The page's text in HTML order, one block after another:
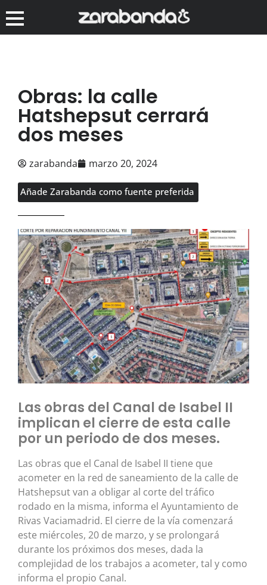
Obras: la calle
Hatshepsut cerrará
dos meses
zarabanda marzo 20, 2024
Añade Zarabanda como fuente preferida
Las obras del Canal de Isabel II
implican el cierre de esta calle
por un periodo de dos meses.
Las obras que el Canal de Isabel II tiene que
acometer en la red de saneamiento de la calle de
Hatshepsut van a obligar al corte del tráfico
rodado en la misma, informa el Ayuntamiento de
Rivas Vaciamadrid. El cierre de la vía comenzará
este miércoles, 20 de marzo, y se prolongará
durante los próximos dos meses, dada la
complejidad de los trabajos a acometer, tal y como
informa el propio Canal.